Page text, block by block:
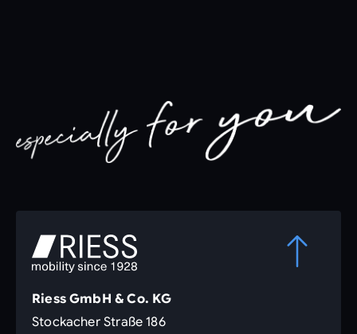
Riess GmbH & Co. KG
Stockacher Straße 186